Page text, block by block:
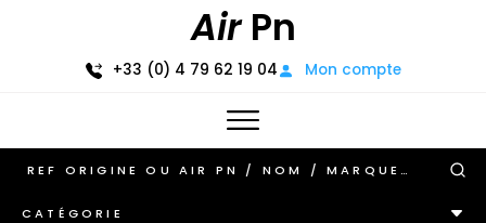
AirPn
+33 (0) 4 79 62 19 04 Mon compte
CATÉGORIE